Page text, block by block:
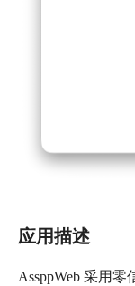
应用描述
AssppWeb 采用